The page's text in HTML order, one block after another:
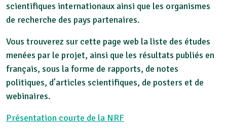
scientifiques internationaux ainsi que les organismes
de recherche des pays partenaires.
Vous trouverez sur cette page web la liste des études
menées par le projet, ainsi que les résultats publiés en
français, sous la forme de rapports, de notes
politiques, d’articles scientifiques, de posters et de
webinaires.
Présentation courte de la NRF